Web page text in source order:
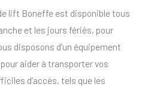
lift Boneffe est disponible tous
et les jours fériés, pour
disposons d’un équipement
aider à transporter vos
d’accès, tels que les